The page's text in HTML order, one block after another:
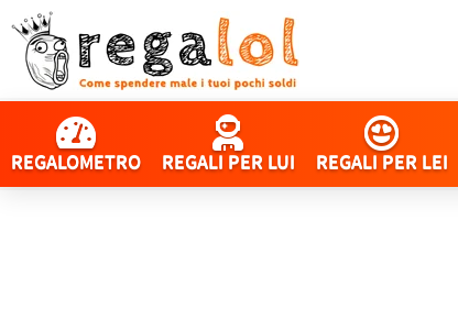
REGALOMETRO REGALI PER LUI REGALI PER LEI